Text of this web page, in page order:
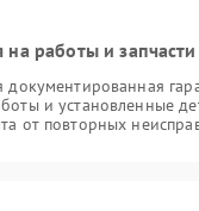
на работы и запчасти
документированная
и установленные
от повторных